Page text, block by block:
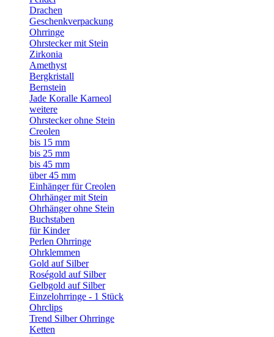
Drachen
Geschenkverpackung
Ohrringe
Ohrstecker mit Stein
Zirkonia
Amethyst
Bergkristall
Bernstein
Jade Koralle Karneol
weitere
Ohrstecker ohne Stein
Creolen
bis 15 mm
bis 25 mm
bis 45 mm
über 45 mm
Einhänger für Creolen
Ohrhänger mit Stein
Ohrhänger ohne Stein
Buchstaben
für Kinder
Perlen Ohrringe
Ohrklemmen
Gold auf Silber
Roségold auf Silber
Gelbgold auf Silber
Einzelohrringe - 1 Stück
Ohrclips
Trend Silber Ohrringe
Ketten